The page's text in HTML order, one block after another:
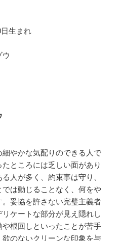
生まれ
やかな気配りのできる人で
ところには乏しい面があり
人が多く、約束事は守り、
は動じることなく、何をや
妥協を許さない完璧主義者
ケートな部分が見え隠れし
根回しといったことが苦手
のないクリーンな印象を与